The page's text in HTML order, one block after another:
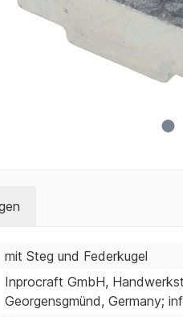
mit Steg und Federkugel
Inprocraft GmbH,
Georgensgmünd, Germany;